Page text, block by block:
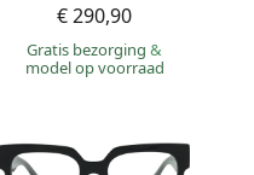
€ 290,90
Gratis bezorging&
model op voorraad